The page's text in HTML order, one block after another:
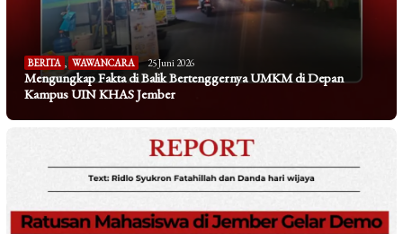
BERITA , WAWANCARA 25 Juni 2026
Mengungkap Fakta di Balik Bertenggernya UMKM di Depan
Kampus UIN KHAS Jember